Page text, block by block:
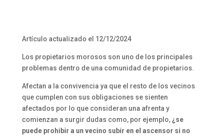
Artículo actualizado el 12/12/2024
Los propietarios morosos son uno de los principales
problemas dentro de una comunidad de propietarios.
Afectan a la convivencia ya que el resto de los vecinos
que cumplen con sus obligaciones se sienten
afectados por lo que consideran una afrenta y
comienzan a surgir dudas como, por ejemplo, ¿se
puede prohibir a un vecino subir en el ascensor si no